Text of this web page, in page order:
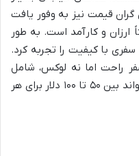
گران قیمت نیز به وفور یافت
و کارآمد است. به طور
با کیفیت را تجربه کرد.
راحت اما نه لوکس، شامل
اقامت، غذا و حمل و نقل روزانه، می تواند بین ۵۰ تا ۱۰۰ دلار برای هر